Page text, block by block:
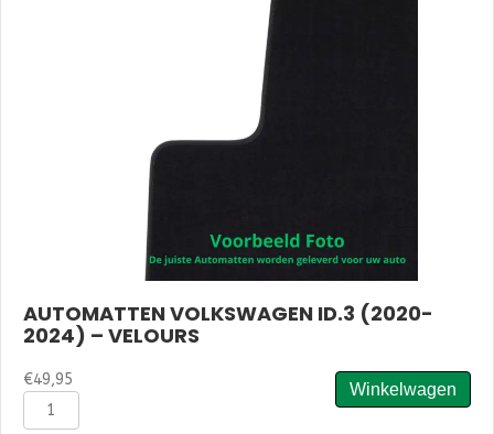
AUTOMATTEN VOLKSWAGEN ID.3 (2020-
2024) – VELOURS
€49,95
Automatten
Volkswagen
Winkelwagen